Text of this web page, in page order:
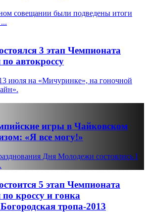
совещании были подведены итоги
3 этап Чемпионата
автокроссу
июля на «Мичуринке», на гоночной
игры в Чайковском
«Я все могу!»
Дня Молодежи состоялись I
5 этап Чемпионата
кроссу и гонка
тропа-2013